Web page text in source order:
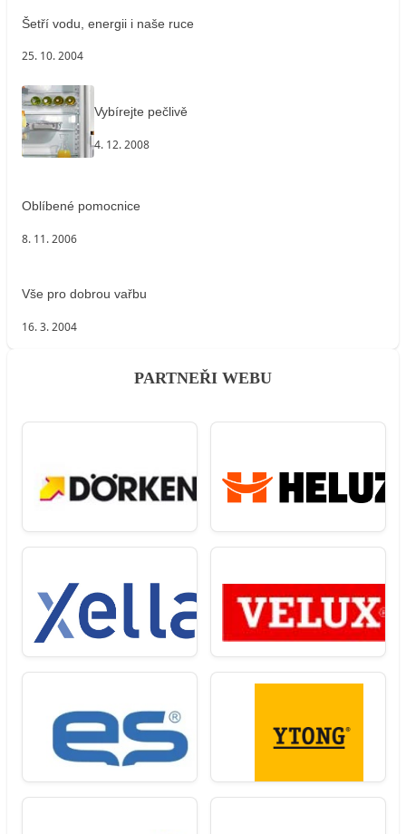
Šetří vodu, energii i naše ruce
25. 10. 2004
Vybírejte pečlivě
4. 12. 2008
Oblíbené pomocnice
8. 11. 2006
Vše pro dobrou vařbu
16. 3. 2004
PARTNEŘI WEBU